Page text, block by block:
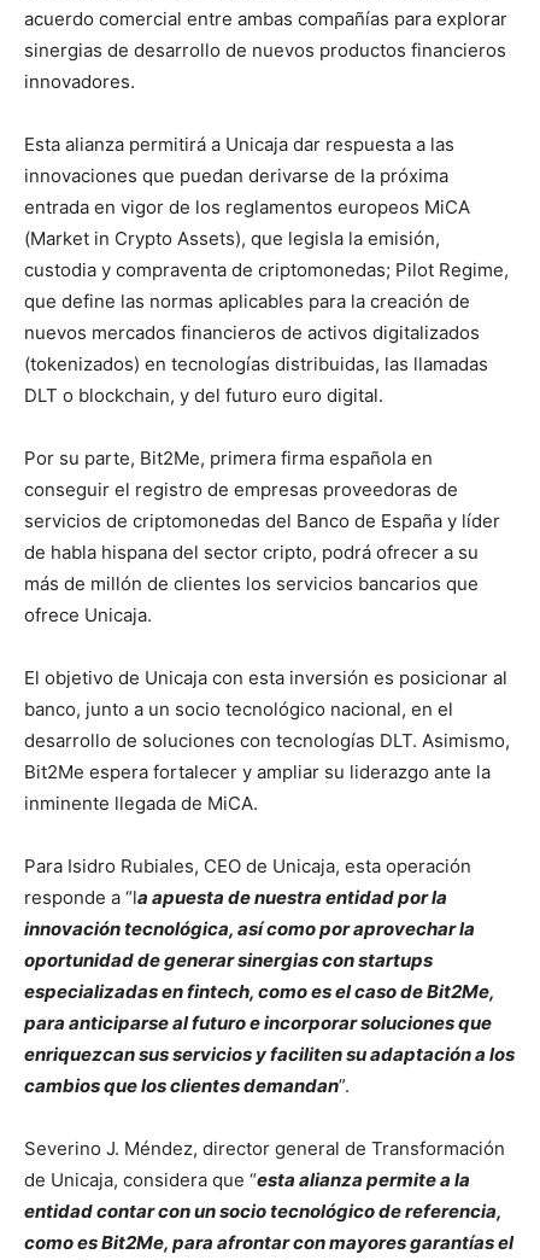
acuerdo comercial entre ambas compañías para explorar
sinergias de desarrollo de nuevos productos financieros
innovadores.
Esta alianza permitirá a Unicaja dar respuesta a las
innovaciones que puedan derivarse de la próxima
entrada en vigor de los reglamentos europeos MiCA
(Market in Crypto Assets), que legisla la emisión,
custodia y compraventa de criptomonedas; Pilot Regime,
que define las normas aplicables para la creación de
nuevos mercados financieros de activos digitalizados
(tokenizados) en tecnologías distribuidas, las llamadas
DLT o blockchain, y del futuro euro digital.
Por su parte, Bit2Me, primera firma española en
conseguir el registro de empresas proveedoras de
servicios de criptomonedas del Banco de España y líder
de habla hispana del sector cripto, podrá ofrecer a su
más de millón de clientes los servicios bancarios que
ofrece Unicaja.
El objetivo de Unicaja con esta inversión es posicionar al
banco, junto a un socio tecnológico nacional, en el
desarrollo de soluciones con tecnologías DLT. Asimismo,
Bit2Me espera fortalecer y ampliar su liderazgo ante la
inminente llegada de MiCA.
Para Isidro Rubiales, CEO de Unicaja, esta operación
responde a “la apuesta de nuestra entidad por la
innovación tecnológica, así como por aprovechar la
oportunidad de generar sinergias con startups
especializadas en fintech, como es el caso de Bit2Me,
para anticiparse al futuro e incorporar soluciones que
enriquezcan sus servicios y faciliten su adaptación a los
cambios que los clientes demandan”.
Severino J. Méndez, director general de Transformación
de Unicaja, considera que “esta alianza permite a la
entidad contar con un socio tecnológico de referencia,
como es Bit2Me, para afrontar con mayores garantías el